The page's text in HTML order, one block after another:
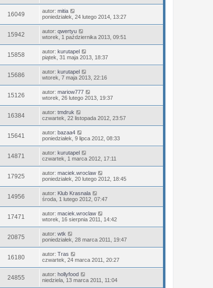
16049 autor: mitia
poniedziałek, 24 lutego 2014, 13:27
15942 autor: qwertyu
wtorek, 1 października 2013, 09:51
15858 autor: kurutapel
piątek, 31 maja 2013, 18:37
15686 autor: kurutapel
wtorek, 7 maja 2013, 22:16
15126 autor: mariow777
wtorek, 26 lutego 2013, 19:37
16384 autor: tmdruk
czwartek, 22 listopada 2012, 23:57
15641 autor: bazaa4
poniedziałek, 9 lipca 2012, 08:33
14871 autor: kurutapel
czwartek, 1 marca 2012, 17:11
17925 autor: maciek.wroclaw
poniedziałek, 20 lutego 2012, 18:45
14956 autor: Klub Krasnala
środa, 1 lutego 2012, 07:47
17471 autor: maciek.wroclaw
wtorek, 16 sierpnia 2011, 14:42
20875 autor: wtk
poniedziałek, 28 marca 2011, 19:47
16180 autor: Tras
czwartek, 24 marca 2011, 20:27
24855 autor: hollyfood
niedziela, 13 marca 2011, 11:04